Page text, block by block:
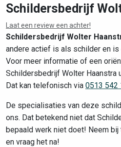
Schildersbedrijf
Laat een review een achter!
Schildersbedrijf Wolter
andere actief is als schilder en is
Voor meer informatie of een
Schildersbedrijf Wolter Haanstra
Dat kan telefonisch via 0513 542
De specialisaties van deze
ons. Dat betekend niet dat
bepaald werk niet doet! Neem
en vraag het na!